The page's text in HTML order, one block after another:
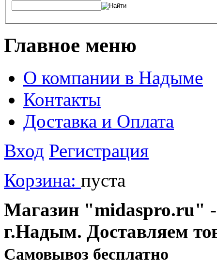
Главное меню
О компании в Надыме
Контакты
Доставка и Оплата
Вход Регистрация
Корзина: пуста
Магазин "midaspro.ru" -
г.Надым. Доставляем
Cамовывоз бесплатно